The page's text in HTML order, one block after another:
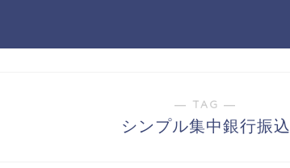
― TAG ―
シンプル集中銀行振込